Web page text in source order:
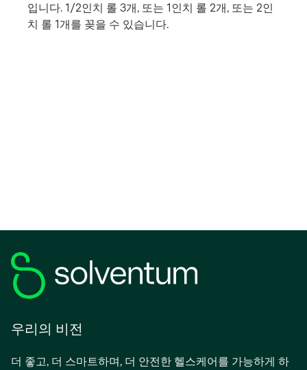
입니다. 1/2인치 롤 3개, 또는 1인치 롤 2개, 또는 2인
치 롤 1개를 꽂을 수 있습니다.
우리의 비전
더 좋고, 더 스마트하며, 더 안전한 헬스케어를 가능하게 하